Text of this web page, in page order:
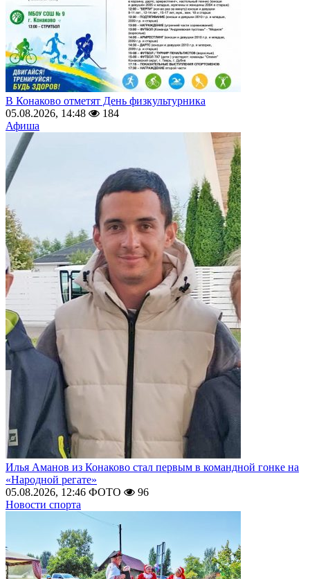
В Конаково отметят День физкультурника
05.08.2026, 14:48
184
Афиша
Илья Аманов из Конаково стал первым в командной гонке на
«Народной регате»
05.08.2026, 12:46 ФОТО
96
Новости спорта